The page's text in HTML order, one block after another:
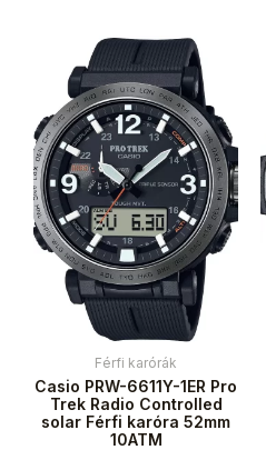
Férfi karórák
Casio PRW-6611Y-1ER Pro
Trek Radio Controlled
solar Férfi karóra 52mm
10ATM